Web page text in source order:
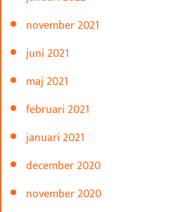
november 2021
juni 2021
maj 2021
februari 2021
januari 2021
december 2020
november 2020